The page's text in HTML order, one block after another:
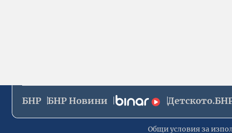
БНР БНР Новини
Общи условия за